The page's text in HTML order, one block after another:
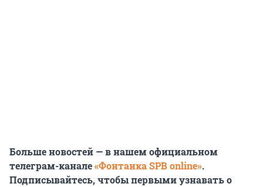
Больше новостей — в нашем официальном
телеграм-канале«Фонтанка SPB online».
Подписывайтесь, чтобы первыми узнавать о